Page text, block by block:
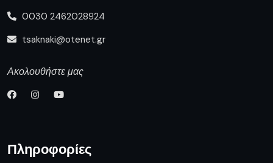
0030 2462028924
tsaknaki@otenet.gr
Ακολουθήστε μας
Πληροφορίες